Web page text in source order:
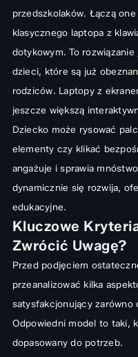
przedszkolaków. Łączą
klasycznego laptopa z
dotykowym. To
dzieci, które są już
rodziców. Laptopy z
jeszcze większą
Dziecko może rysować
elementy czy klikać
angażuje i sprawia
dynamicznie się rozwija,
edukacyjne.
Kluczowe
Zwrócić Uwagę?
Przed podjęciem
przeanalizować kilka
satysfakcjonujący zarówno
Odpowiedni model to taki,
dopasowany do potrzeb.